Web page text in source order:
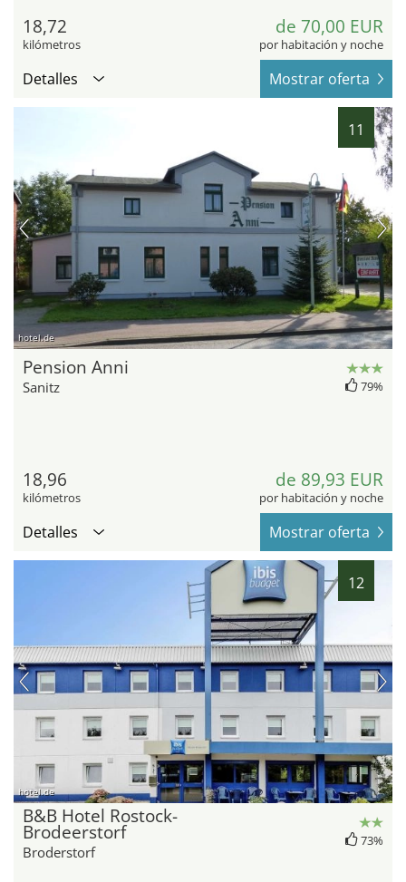
18,72
kilómetros
de 70,00 EUR
por habitación y noche
Detalles Mostrar oferta
11
hotel.de
Pension Anni
Sanitz 79%
18,96
kilómetros
de 89,93 EUR
por habitación y noche
Detalles Mostrar oferta
12
hotel.de
B&B Hotel Rostock-
Brodeerstorf
Broderstorf
73%